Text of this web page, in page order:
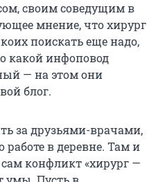
своим соведущим в
мнение, что хирург
поискать еще надо,
какой инфоповод
— на этом они
блог.
за друзьями-врачами,
в деревне. Там и
конфликт «хирург —